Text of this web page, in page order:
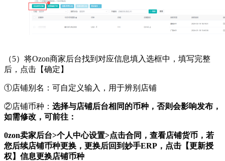
（5）将Ozon商家后台找到对应信息填入选框中，填写完整
后，点击【确定】
①店铺别名：可自定义输入，用于辨别店铺
②店铺币种： 选择与店铺后台相同的币种，否则会影响发布，
如需修改，可前往：
0zon卖家后台>个人中心设置>点击合同，查看店铺货币，若
您后续店铺币种更换，更换后回到妙手ERP，点击【更新授
权】信息更换店铺币种